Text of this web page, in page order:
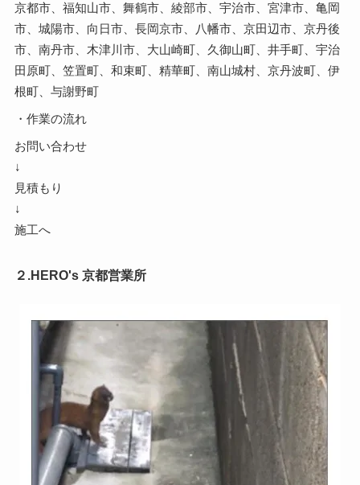
京都市、福知山市、舞鶴市、綾部市、宇治市、宮津市、亀岡
市、城陽市、向日市、長岡京市、八幡市、京田辺市、京丹後
市、南丹市、木津川市、大山崎町、久御山町、井手町、宇治
田原町、笠置町、和束町、精華町、南山城村、京丹波町、伊
根町、与謝野町
・作業の流れ
お問い合わせ
↓
見積もり
↓
施工へ
２.HERO's 京都営業所